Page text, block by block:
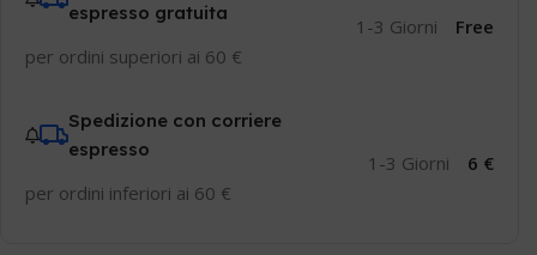
espresso gratuita
per ordini superiori ai 60 €
1-3 Giorni Free
Spedizione con corriere
espresso
per ordini inferiori ai 60 €
1-3 Giorni 6 €